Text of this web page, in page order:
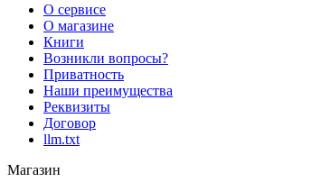
О сервисе
О магазине
Книги
Возникли вопросы?
Приватность
Наши преимущества
Реквизиты
Договор
llm.txt
Магазин